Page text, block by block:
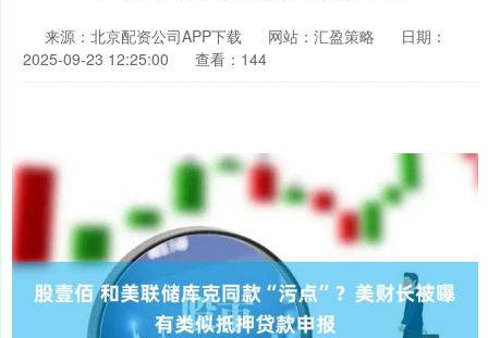
来源：北京配资公司APP下载 网站：汇盈策略
日期：
2025-09-23 12:25:00
查看：144